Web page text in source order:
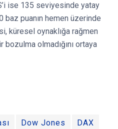
ise 135 seviyesinde yatay
baz puanın hemen üzerinde
küresel oynaklığa rağmen
olmadığını ortaya
Dow Jones DAX